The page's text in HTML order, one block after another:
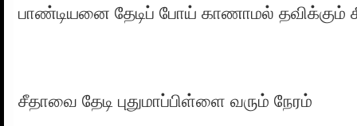
பாண்டியனை தேடிப் போய் காணாமல் தவிக்கும்
சீதாவை தேடி புதுமாப்பிள்ளை வரும் நேரம்